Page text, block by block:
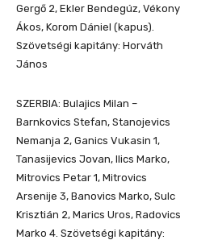
Gergő 2, Ekler Bendegúz, Vékony
Ákos, Korom Dániel (kapus).
Szövetségi kapitány: Horváth
János
SZERBIA: Bulajics Milan –
Barnkovics Stefan, Stanojevics
Nemanja 2, Ganics Vukasin 1,
Tanasijevics Jovan, Ilics Marko,
Mitrovics Petar 1, Mitrovics
Arsenije 3, Banovics Marko, Sulc
Krisztián 2, Marics Uros, Radovics
Marko 4. Szövetségi kapitány: